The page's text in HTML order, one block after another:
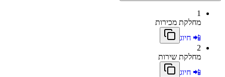
1
מחלקת מכירות
📲 חיוג
2
מחלקת שירות
📲 חיוג